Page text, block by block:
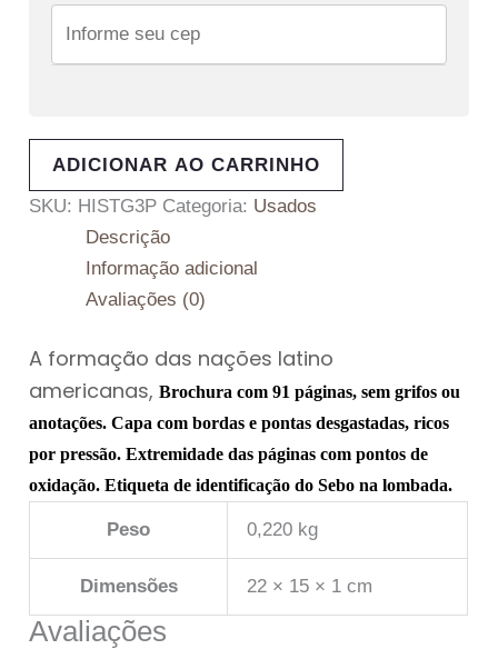
ADICIONAR AO CARRINHO
SKU: HISTG3P Categoria: Usados
Descrição
Informação adicional
Avaliações (0)
A formação das nações latino
americanas,Brochura com 91 páginas, sem grifos ou
anotações. Capa com bordas e pontas desgastadas, ricos
por pressão. Extremidade das páginas com pontos de
oxidação. Etiqueta de identificação do Sebo na lombada.
Peso 0,220 kg
Dimensões 22 × 15 × 1 cm
Avaliações